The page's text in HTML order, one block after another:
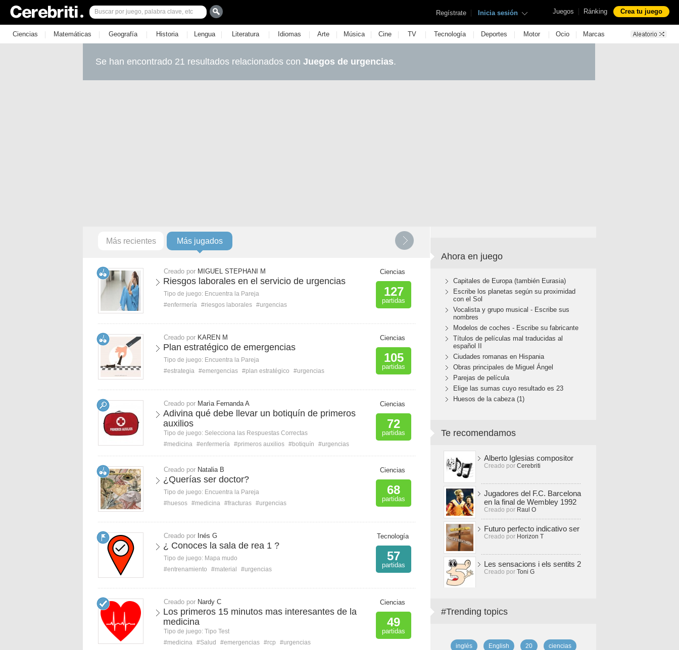
Juegos | Ránking Crea tu juego
Regístrate | Inicia sesión
Ciencias | Matemáticas | Geografía | Historia | Lengua | Literatura | Idiomas | Arte | Música | Cine | TV | Tecnología | Deportes | Motor | Ocio | Marcas
Se han encontrado 21 resultados relacionados con Juegos de urgencias.
Más recientes Más jugados
Creado por MIGUEL STEPHANI M
Riesgos laborales en el servicio de urgencias
Tipo de juego: Encuentra la Pareja
#enfermería #riesgos laborales #urgencias
Ciencias
127
partidas
Creado por KAREN M
Plan estratégico de emergencias
Tipo de juego: Encuentra la Pareja
#estrategia #emergencias #plan estratégico #urgencias
Ciencias
105
partidas
Creado por Marìa Fernanda A
Adivina qué debe llevar un botiquín de primeros
auxilios
Tipo de juego: Selecciona las Respuestas Correctas
#medicina #enfermería #primeros auxilios #botiquín #urgencias
Ciencias
72
partidas
Creado por Natalia B
¿Querías ser doctor?
Tipo de juego: Encuentra la Pareja
#huesos #medicina #fracturas #urgencias
Ciencias
68
partidas
Creado por Inés G
¿ Conoces la sala de rea 1 ?
Tipo de juego: Mapa mudo
#entrenamiento
#material #urgencias
Tecnología
57
partidas
Creado por Nardy C
Los primeros 15 minutos mas interesantes de la
medicina
Tipo de juego: Tipo Test
#medicina #Salud #emergencias #rcp #urgencias
Ciencias
49
partidas
Ahora en juego
Capitales de Europa (también Eurasia)
Escribe los planetas según su proximidad
con el Sol
Vocalista y grupo musical - Escribe sus
nombres
Modelos de coches - Escribe su fabricante
Títulos de películas mal traducidas al
español II
Ciudades romanas en Hispania
Obras principales de Miguel Ángel
Parejas de película
Elige las sumas cuyo resultado es 23
Huesos de la cabeza (1)
Te recomendamos
Alberto Iglesias compositor
Creado por Cerebriti
Jugadores del F.C. Barcelona
en la final de Wembley 1992
Creado por Raul O
Futuro perfecto indicativo ser
Creado por Horizon T
Les sensacions i els sentits 2
Creado por Toni G
#Trending topics
inglés English 20 ciencias